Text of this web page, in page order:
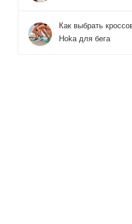
Как выбрать
Hoka для бега